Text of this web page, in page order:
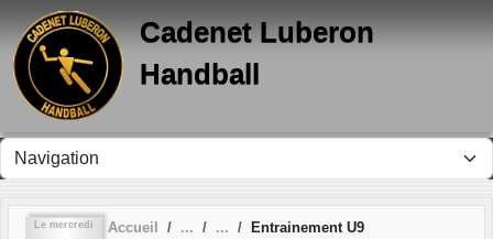
Cadenet Luberon
Handball
Le mercredi Accueil Entrainement U9
Panneau de gestion des cookies